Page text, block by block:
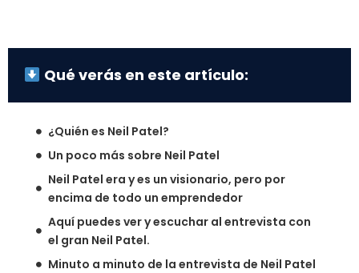
Qué verás en este artículo:
¿Quién es Neil Patel?
Un poco más sobre Neil Patel
Neil Patel era y es un visionario, pero por
encima de todo un emprendedor
Aquí puedes ver y escuchar al entrevista con
el gran Neil Patel.
Minuto a minuto de la entrevista de Neil Patel